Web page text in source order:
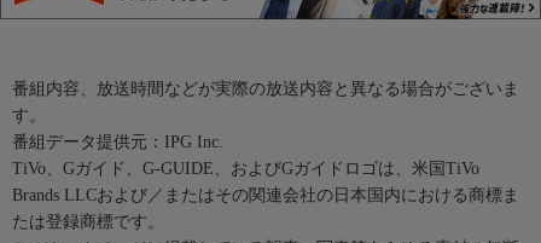
番組内容、放送時間などが実際の放送内容と異なる場合がございま
す。
番組データ提供元：IPG Inc.
TiVo、Gガイド、G-GUIDE、およびGガイドロゴは、米国TiVo
Brands LLCおよび／またはその関連会社の日本国内における商標ま
たは登録商標です。